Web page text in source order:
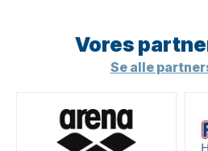
Vores
Se alle